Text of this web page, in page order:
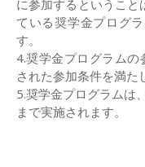
に参加するというこ
ている奨学金プログ
す。
4.奨学金プログラム
された参加条件を満た
5.奨学金プログラムは
まで実施されます。